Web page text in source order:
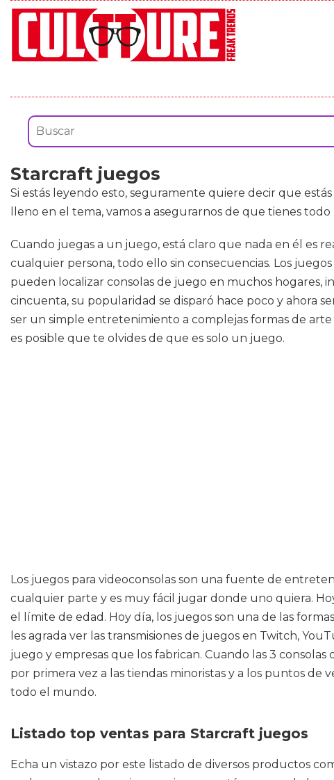
Starcraft juegos
Si estás leyendo esto, seguramente quiere decir que
lleno en el tema, vamos a asegurarnos de que tienes
Cuando juegas a un juego, está claro que nada en él es
cualquier persona, todo ello sin consecuencias. Los
pueden localizar consolas de juego en muchos hogares,
cincuenta, su popularidad se disparó hace poco y ahora
ser un simple entretenimiento a complejas formas de
es posible que te olvides de que es solo un juego.
Los juegos para videoconsolas son una fuente de
cualquier parte y es muy fácil jugar donde uno quiera.
el límite de edad. Hoy día, los juegos son una de las
les agrada ver las transmisiones de juegos en Twitch,
juego y empresas que los fabrican. Cuando las 3
por primera vez a las tiendas minoristas y a los puntos
todo el mundo.
Listado top ventas para Starcraft juegos
Echa un vistazo por este listado de diversos productos